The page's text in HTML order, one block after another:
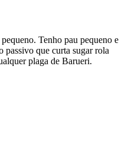
Tenho pau pequeno e
passivo que curta sugar rola
plaga de Barueri.